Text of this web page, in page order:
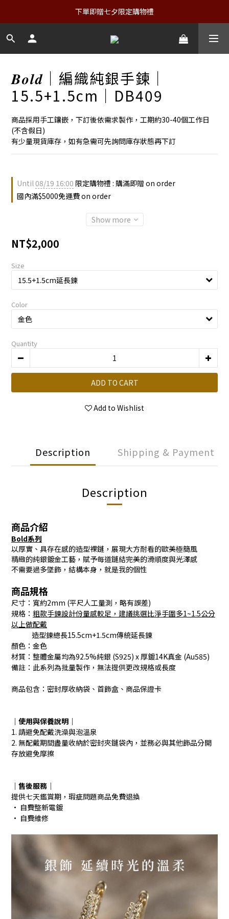
下單即贈七夕限定購物禮
𝑩𝒐𝒍𝒅｜編織純銀手鍊｜
15.5+1.5cm｜DB409
商品採用手工鑲嵌，下訂後依需求製作，工期約30-40個工作日
(不含假日)
有少量現貨庫存，如有急需可先詢問庫存狀態再下訂
Until08/19 16:00 限定購物禮 : 購滿即贈 on order
國內滿$5000免運費 on order
Show more
NT$2,000
Size
Color
Quantity
ADD TO CART
Add to Wishlist
Description Shipping & Payment
Description
商品介紹
Bold系列
以厚實、具存在感的造型裸鏈，展現大方耐看的歐美極簡風
精緻的純銀鍍金工藝，賦予每道鏈結完美的滑順度與光澤感
不需要過多墜飾，結構本身，就是我的個性
商品規格
尺寸：寬約2mm (平尺人工量測，略有誤差)
規格： 粗款手鍊設計份量感較足 ，建議挑選比淨手圍多1~1.5公分
以上做配戴
造型鍊總長15.5cm+1.5cm傳統延長鍊
顏色：金色
材質：整體金屬均為92.5%純銀 (S925) x 厚鍍14K真金 (Au585)
備註：此系列為批量製作，無法提供更改規格或長度
商品包含：密封厚收納袋、首飾盒、商品保證卡
｜使用與保養說明 ｜
1. 請避免配戴洗澡與泡溫泉
2. 無配戴期間盡量收納於密封夾鏈袋內，並務必與其他飾品分開
存放避免摩擦
｜售後服務｜
提供七天鑑賞期，瑕疵問題商品免費退換
· 自費整新電鍍
· 自費維修